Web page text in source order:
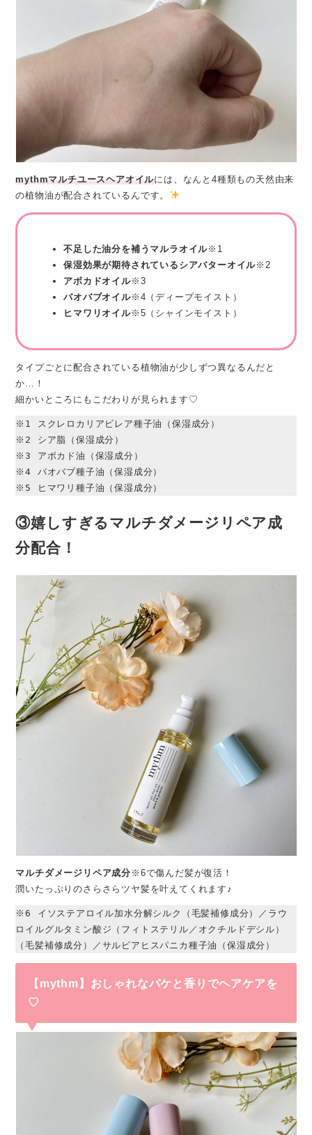
mythmマルチユースヘアオイルには、なんと4種類もの天然由来
の植物油が配合されているんです。
不足した油分を補うマルラオイル※1
保湿効果が期待されているシアバターオイル※2
アボカドオイル※3
バオバブオイル※4（ディープモイスト）
ヒマワリオイル※5（シャインモイスト）
タイプごとに配合されている植物油が少しずつ異なるんだと
か…！
細かいところにもこだわりが見られます♡
※1 スクレロカリアビレア種子油（保湿成分）
※2 シア脂（保湿成分）
※3 アボカド油（保湿成分）
※4 バオバブ種子油（保湿成分）
※5 ​ヒマワリ種子油（保湿成分）
③嬉しすぎるマルチダメージリペア成
分配合 ！
マルチダメージリペア成分 ※6で傷んだ髪が復活！
潤いたっぷりのさらさらツヤ髪を叶えてくれます♪
※6 イソステアロイル加水分解シルク（毛髪補修成分）／ラウ
ロイルグルタミン酸ジ（フィトステリル／オクチルドデシル）
（毛髪補修成分）／サルビアヒスパニカ種子油（保湿成分）
【mythm】おしゃれなパケと香りでヘアケアを
♡